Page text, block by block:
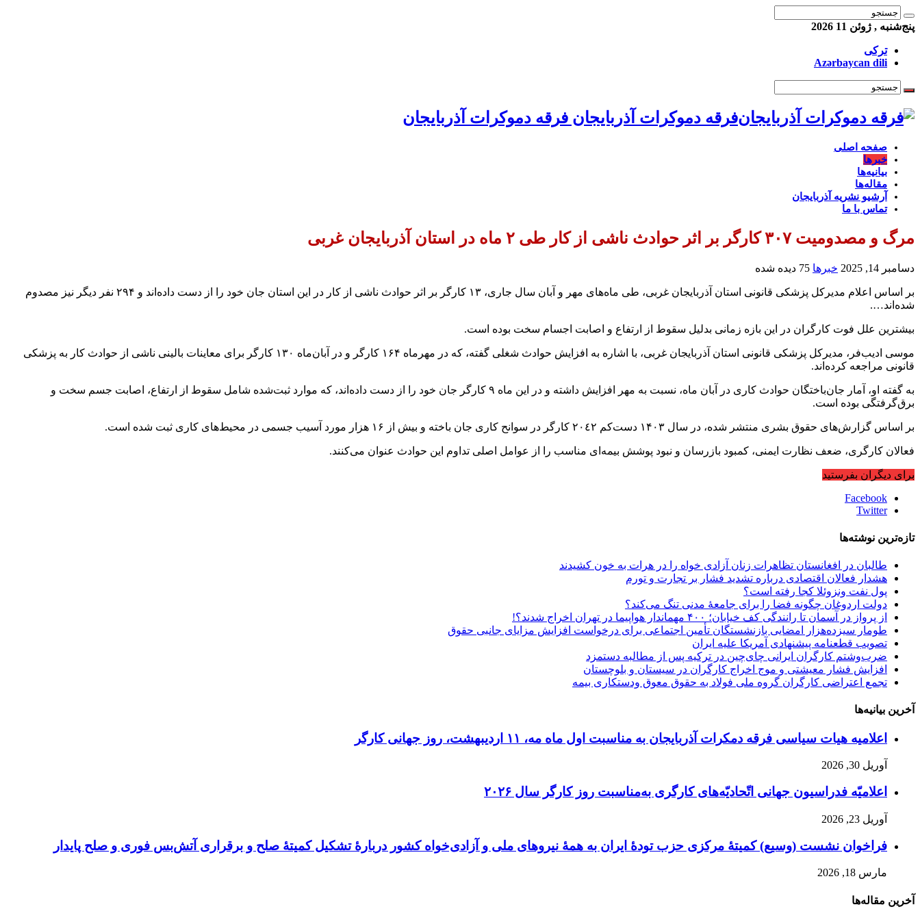
پنج‌شنبه , ژوئن 11 2026
ترکی
Azərbaycan dili
فرقه دموکرات آذربایجان فرقه دموکرات آذربایجان
صفحه اصلی
خبرها
بیانیه‌ها
مقاله‌ها
آرشیو نشریه آذربایجان
تماس با ما
مرگ و مصدومیت ۳۰۷ کارگر بر اثر حوادث ناشی از کار طی ۲ ماه در استان آذربایجان غربی
دسامبر 14, 2025 خبرها 75 دیده شده
بر اساس اعلام مدیرکل پزشکی قانونی استان آذربایجان غربی، طی ماه‌های مهر و آبان سال جاری، ۱۳ کارگر بر اثر حوادث ناشی از کار در این استان جان خود را از دست داده‌اند و ۲۹۴ نفر دیگر نیز مصدوم
شده‌اند….
بیشترین علل فوت کارگران در این بازه زمانی بدلیل سقوط از ارتفاع و اصابت اجسام سخت بوده است.
موسی ادیب‌فر، مدیرکل پزشکی قانونی استان آذربایجان غربی، با اشاره به افزایش حوادث شغلی گفتە، که در مهرماه ۱۶۴ کارگر و در آبان‌ماه ۱۳۰ کارگر برای معاینات بالینی ناشی از حوادث کار به پزشکی
قانونی مراجعه کرده‌اند.
به گفته او، آمار جان‌باختگان حوادث کاری در آبان ‌ماه، نسبت به مهر افزایش داشته و در این ماه ۹ کارگر جان خود را از دست داده‌اند، که موارد ثبت‌شده شامل سقوط از ارتفاع، اصابت جسم سخت و
برق‌گرفتگی بوده است.
بر اساس گزارش‌های حقوق بشری منتشر شدە، در سال ۱۴۰۳ دست‌کم ٢٠٤٢ کارگر در سوانح کاری جان باخته و بیش از ۱۶ هزار مورد آسیب جسمی در محیط‌های کاری ثبت شده است.
فعالان کارگری، ضعف نظارت ایمنی، کمبود بازرسان و نبود پوشش بیمه‌ای مناسب را از عوامل اصلی تداوم این حوادث عنوان می‌کنند.
برای دیگران بفرستید
Facebook
Twitter
تازه‌ترین نوشته‌ها
طالبان در افغانستان تظاهرات زنان آزادی خواه را در هرات به خون کشیدند
هشدار فعالان اقتصادی درباره تشدید فشار بر تجارت و تورم
پول نفت ونزوئلا کجا رفته است؟
دولت اردوغان چگونه فضا را برای جامعهٔ مدنی تنگ می‌کند؟
از پرواز در آسمان تا رانندگی کف خیابان؛ ۴۰۰ مهماندار هواپیما در تهران اخراج شدند؟!
طومار سیزده‌هزار امضایی بازنشستگان تأمین اجتماعی برای درخواست افزایش مزایای جانبی حقوق
تصویب قطعنامه پیشنهادی آمریکا علیه ایران
ضرب‌وشتم کارگران ایرانی چای‌چین در ترکیه پس از مطالبه دستمزد
افزایش فشار معیشتی و موج اخراج کارگران در سیستان و بلوچستان
تجمع اعتراضی کارگران گروه ملی فولاد به حقوق معوق ودستکاری بیمه
آخرین بیانیه‌ها
اعلامیه هیات سیاسی فرقه دمکرات آذربایجان به مناسبت اول ماه مه، ۱۱ اردیبهشت، روز جهانی کارگر
آوریل 30, 2026
اعلامیّه فدراسیون جهانی اتّحادیّه‌های کارگری به‌مناسبت روز کارگر سال ۲۰۲۶
آوریل 23, 2026
فراخوان نشست (وسیع)‌ کمیتهٔ‌ مرکزی حزب تودهٔ ایران به همهٔ نیروهای ملی و آزادی‌خواه کشور دربارهٔ تشکیل کمیتهٔ صلح و برقراری آتش‌بس فوری و صلح پایدار
مارس 18, 2026
آخرین مقاله‌ها